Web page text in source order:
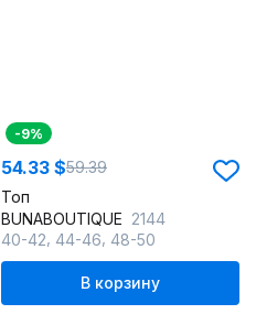
-9%
54.33 $59.39
Топ
BUNABOUTIQUE 2144
40-42 44-46 48-50
В корзину